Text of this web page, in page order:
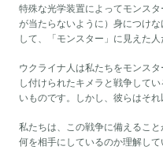
特殊な光学装置によってモンス
が当たらないように）身につけ
して、「モンスター」に見えた
ウクライナ人は私たちをモンス
し付けられたキメラと戦争して
いものです。しかし、彼らはそれ
私たちは、この戦争に備えるこ
何を相手にしているのか理解し